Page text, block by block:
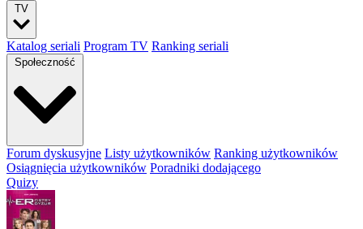
TV
Katalog seriali Program TV Ranking seriali
Społeczność
Forum dyskusyjne Listy użytkowników Ranking użytkowników
Osiągnięcia użytkowników Poradniki dodającego
Quizy